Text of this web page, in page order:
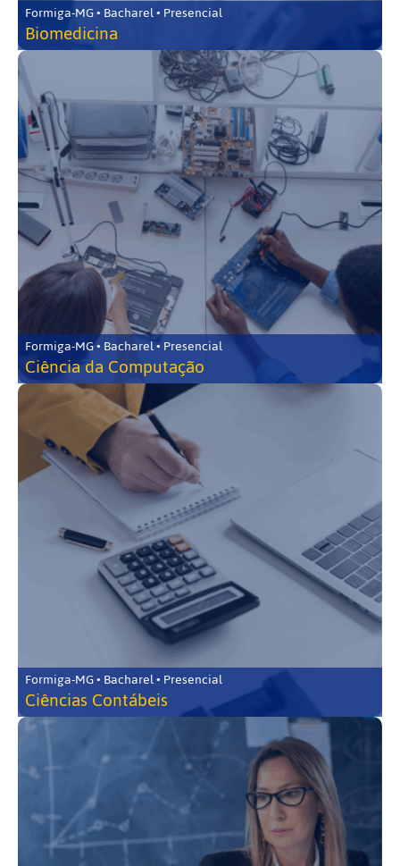
Formiga-MG • Bacharel • Presencial
Biomedicina
Formiga-MG • Bacharel • Presencial
Ciência da Computação
Formiga-MG • Bacharel • Presencial
Ciências Contábeis